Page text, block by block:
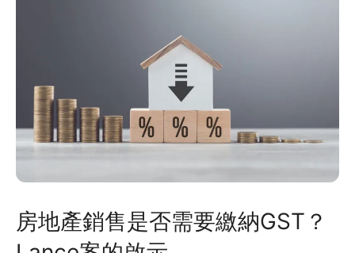
房地產銷售是否需要繳納GST？